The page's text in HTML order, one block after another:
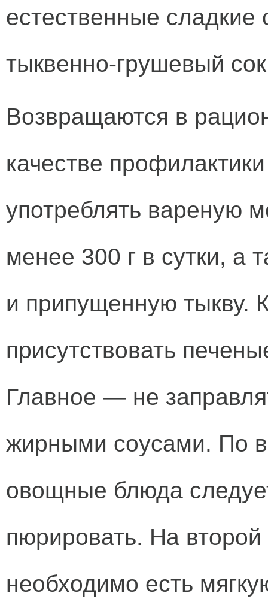
естественные
тыквенно-грушевый
Возвращаются в
качестве
употреблять вареную
менее 300 г в сутки, а
и припущенную тыкву.
присутствовать
Главное — не
жирными соусами. По
овощные блюда
пюрировать. На
необходимо есть